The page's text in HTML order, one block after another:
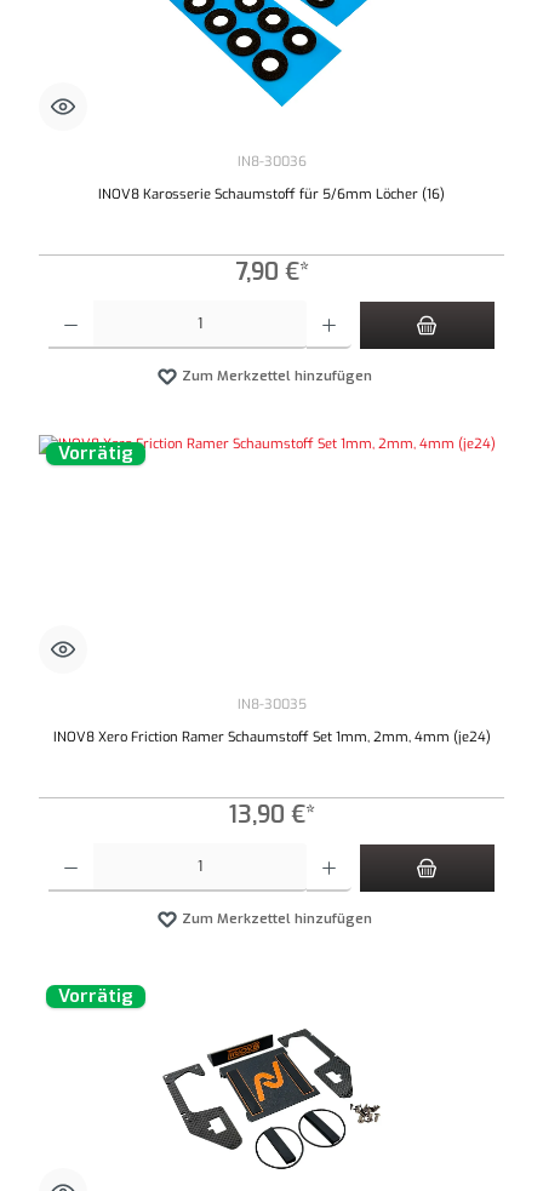
IN8-30036
INOV8 Karosserie Schaumstoff für 5/6mm Löcher (16)
7,90 €*
Zum Merkzettel hinzufügen
Vorrätig
IN8-30035
INOV8 Xero Friction Ramer Schaumstoff Set 1mm, 2mm, 4mm (je24)
13,90 €*
Zum Merkzettel hinzufügen
Vorrätig